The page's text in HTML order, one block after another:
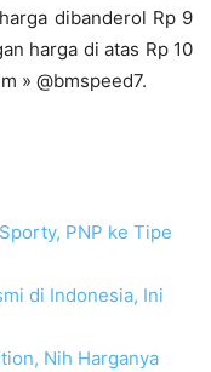
dibanderol Rp 9
harga di atas Rp 10
» @bmspeed7.
PNP ke Tipe
di Indonesia, Ini
Nih Harganya